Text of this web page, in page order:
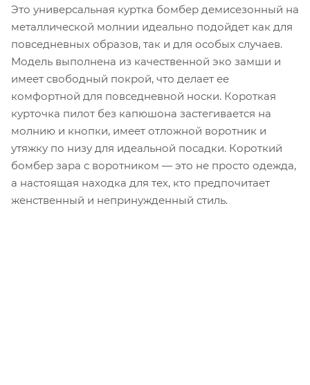
Это универсальная куртка бомбер демисезонный на
металлической молнии идеально подойдет как для
повседневных образов, так и для особых случаев.
Модель выполнена из качественной эко замши и
имеет свободный покрой, что делает ее
комфортной для повседневной носки. Короткая
курточка пилот без капюшона застегивается на
молнию и кнопки, имеет отложной воротник и
утяжку по низу для идеальной посадки. Короткий
бомбер зара с воротником — это не просто одежда,
а настоящая находка для тех, кто предпочитает
женственный и непринужденный стиль.